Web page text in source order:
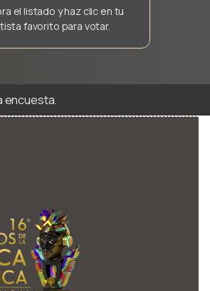
el listado y haz clic en tu
favorito para votar.
encuesta.